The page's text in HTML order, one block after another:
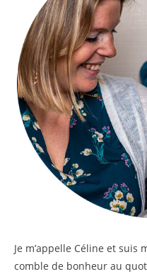
Je m’appelle Céline et suis
comble de bonheur au